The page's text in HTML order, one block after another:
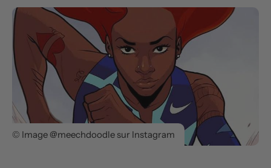
© Image @meechdoodle sur Instagram